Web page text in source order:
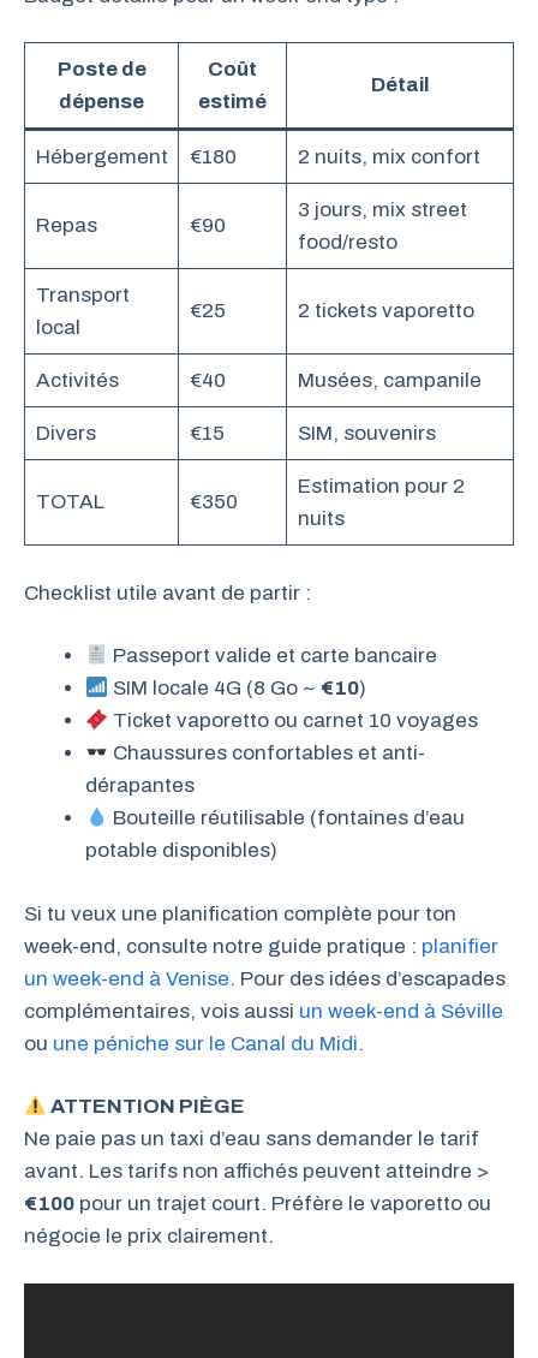
Poste de
dépense
Coût
estimé
Détail
Hébergement €180 2 nuits, mix confort
Repas €90
3 jours, mix street
food/resto
Transport
local
€25 2 tickets vaporetto
Activités €40 Musées, campanile
Divers €15 SIM, souvenirs
TOTAL €350
Estimation pour 2
nuits
Checklist utile avant de partir :
Passeport valide et carte bancaire
SIM locale 4G (8 Go ~ €10)
Ticket vaporetto ou carnet 10 voyages
Chaussures confortables et anti-
dérapantes
Bouteille réutilisable (fontaines d’eau
potable disponibles)
Si tu veux une planification complète pour ton
week-end, consulte notre guide pratique : planifier
un week-end à Venise. Pour des idées d’escapades
complémentaires, vois aussi un week-end à Séville
ou une péniche sur le Canal du Midi.
ATTENTION PIÈGE
Ne paie pas un taxi d’eau sans demander le tarif
avant. Les tarifs non affichés peuvent atteindre >
€100 pour un trajet court. Préfère le vaporetto ou
négocie le prix clairement.